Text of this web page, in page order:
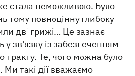
стала неможливою. Було
тому повноцінну глибоку
дві грижі… Це зазнає
у зв'язку із забезпеченням
тракту. Те, чого можна було
Ми такі дії вважаємо